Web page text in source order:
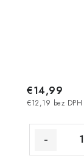
€12,19 bez DPH
€14,99